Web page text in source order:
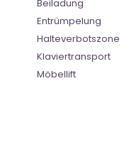
Beiladung
Entrümpelung
Halteverbotszone
Klaviertransport
Möbellift